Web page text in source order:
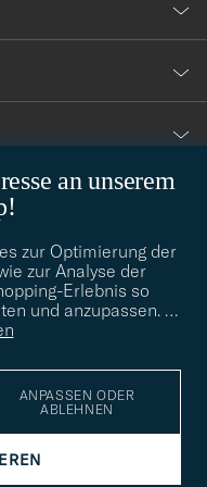
an unserem
zur Optimierung der
zur Analyse der
Erlebnis so
und anzupassen. …
ANPASSEN ODER
ABLEHNEN
Ihrem persönlichen Stil?
gerne weiter!